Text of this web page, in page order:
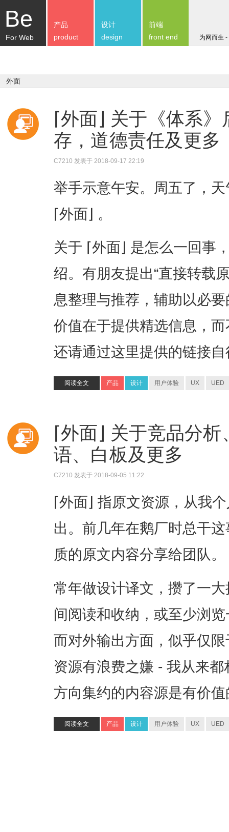
Be
For Web 为网而生
产品
product
设计
design
前端
front end
外面
⌈外面⌋ 关于《体系
存，道德责任及更多
C7210 发表于 2018-09-17 22:19
举手示意午安。周五了，
⌈外面⌋ 。
关于 ⌈外面⌋ 是怎么一回事
绍。有朋友提出“直接转载
息整理与推荐，辅助以必
价值在于提供精选信息，
还请通过这里提供的链接
阅读全文 产品 设计 用户体验 UX UED
⌈外面⌋ 关于竞品分
语、白板及更多
C7210 发表于 2018-09-05 11:22
⌈外面⌋ 指原文资源，从我
出。前几年在鹅厂时总干
质的原文内容分享给团队。
常年做设计译文，攒了一
间阅读和收纳，或至少浏
而对外输出方面，似乎仅
资源有浪费之嫌 - 我从来
方向集约的内容源是有价值
阅读全文 产品 设计 用户体验 UX UED